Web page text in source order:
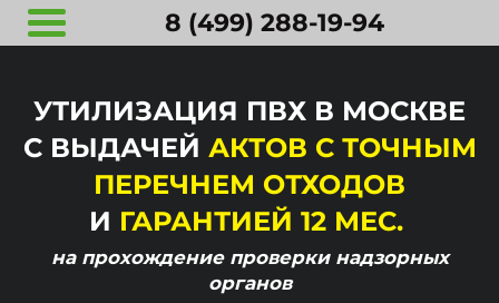
8 (499) 288-19-94
УТИЛИЗАЦИЯ ПВХ В МОСКВЕ
С ВЫДАЧЕЙ АКТОВ С ТОЧНЫМ
ПЕРЕЧНЕМ ОТХОДОВ
И ГАРАНТИЕЙ 12 МЕС.
на прохождение проверки надзорных
органов